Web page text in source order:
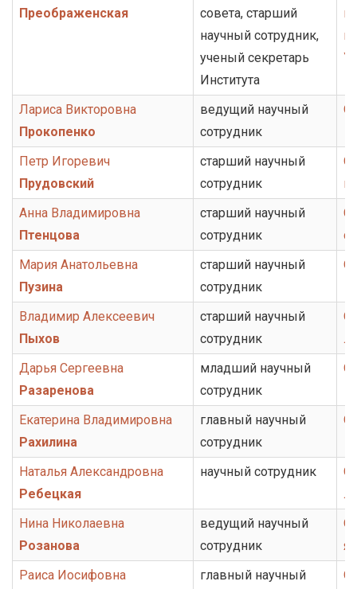
Преображенская
совета, старший
научный сотрудник,
ученый секретарь
Института
Лариса Викторовна
Прокопенко
ведущий научный
сотрудник
Петр Игоревич
Прудовский
старший научный
сотрудник
Анна Владимировна
Птенцова
старший научный
сотрудник
Мария Анатольевна
Пузина
старший научный
сотрудник
Владимир Алексеевич
Пыхов
старший научный
сотрудник
Дарья Сергеевна
Разаренова
младший научный
сотрудник
Екатерина Владимировна
Рахилина
главный научный
сотрудник
Наталья Александровна
Ребецкая
научный сотрудник
Нина Николаевна
Розанова
ведущий научный
сотрудник
Раиса Иосифовна
главный научный